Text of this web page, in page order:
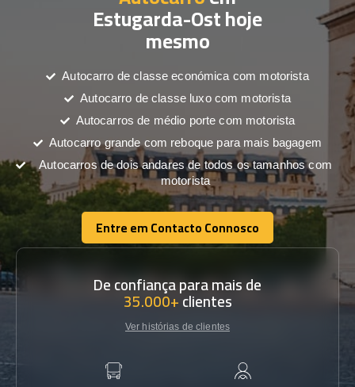
Estugarda-Ost hoje
mesmo
Autocarro de classe económica com motorista
Autocarro de classe luxo com motorista
Autocarros de médio porte com motorista
Autocarro grande com reboque para mais bagagem
Autocarros de dois andares de todos os tamanhos com
motorista
Entre em Contacto Connosco
Entre em Contacto Connosco
De confiança para mais de
35.000+clientes
Ver histórias de clientes